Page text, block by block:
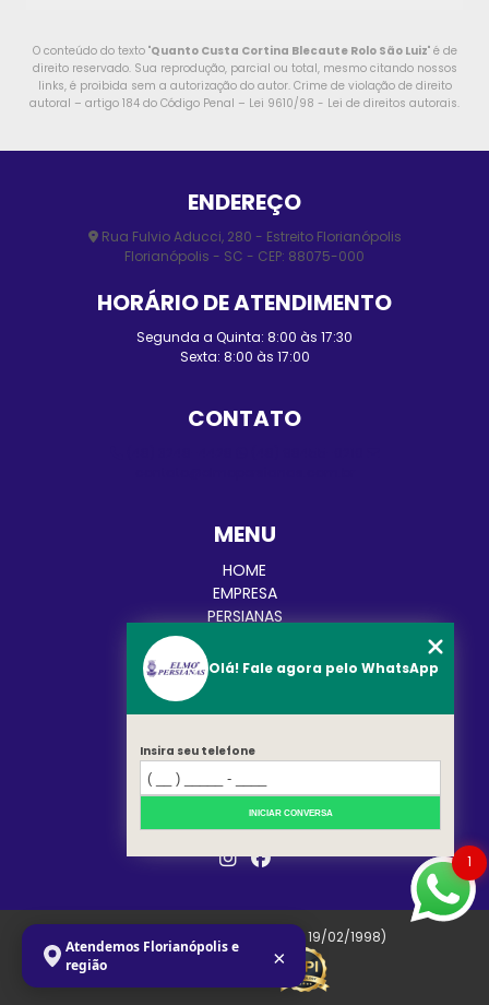
O conteúdo do texto "Quanto Custa Cortina Blecaute Rolo São Luiz" é de
direito reservado. Sua reprodução, parcial ou total, mesmo citando nossos
links, é proibida sem a autorização do autor. Crime de violação de direito
autoral – artigo 184 do Código Penal – Lei 9610/98 - Lei de direitos autorais.
ENDEREÇO
Rua Fulvio Aducci, 280 - Estreito Florianópolis
Florianópolis - SC - CEP: 88075-000
HORÁRIO DE ATENDIMENTO
Segunda a Quinta: 8:00 às 17:30
Sexta: 8:00 às 17:00
CONTATO
MENU
HOME
EMPRESA
PERSIANAS
TOLDOS
MAPA DO SITE
REDES SOCIAIS
Copyright © Elmo. (Lei 9610 de 19/02/1998)
1
Olá! Fale agora pelo WhatsApp
Insira seu telefone
INICIAR CONVERSA
×
Atendemos Florianópolis e
região